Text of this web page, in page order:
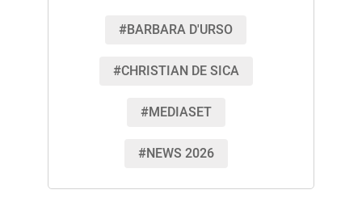
#BARBARA D'URSO
#CHRISTIAN DE SICA
#MEDIASET
#NEWS 2026